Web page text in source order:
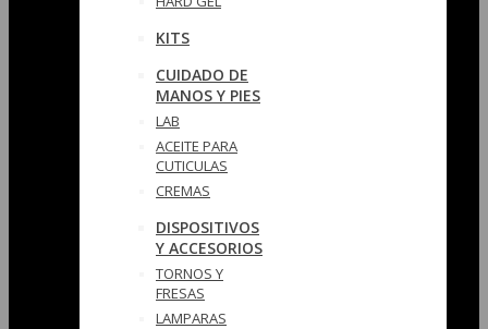
KITS
CUIDADO DE
MANOS Y PIES
LAB
ACEITE PARA
CUTICULAS
CREMAS
DISPOSITIVOS
Y ACCESORIOS
TORNOS Y
FRESAS
LAMPARAS